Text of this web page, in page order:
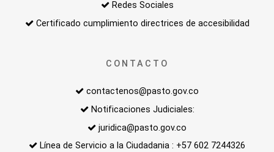
Redes Sociales
Certificado cumplimiento directrices de accesibilidad
CONTACTO
contactenos@pasto.gov.co
Notificaciones Judiciales:
juridica@pasto.gov.co
Línea de Servicio a la Ciudadania : +57 602 7244326